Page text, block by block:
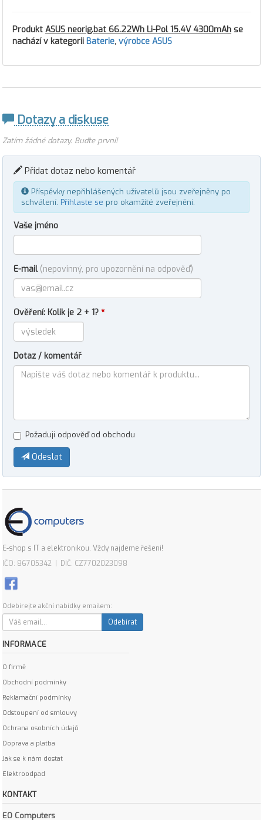
Produkt ASUS neorig.bat 66.22Wh Li-Pol 15.4V 4300mAh se
nachází v kategorii Baterie, výrobce ASUS
Dotazy a diskuse
Zatím žádné dotazy. Buďte první!
Přidat dotaz nebo komentář
Příspěvky nepřihlášených uživatelů jsou zveřejněny po
schválení. Přihlaste se pro okamžité zveřejnění.
Vaše jméno
E-mail (nepovinný, pro upozornění na odpověď)
Ověření: Kolik je 2 + 1? *
Dotaz / komentář
Požaduji odpověď od obchodu
Odeslat
E-shop s IT a elektronikou. Vždy najdeme řešení!
IČO: 86705342 | DIČ: CZ7702023098
Odebírejte akční nabídky emailem:
Odebírat
INFORMACE
O firmě
Obchodní podmínky
Reklamační podmínky
Odstoupení od smlouvy
Ochrana osobních údajů
Doprava a platba
Jak se k nám dostat
Elektroodpad
KONTAKT
EO Computers